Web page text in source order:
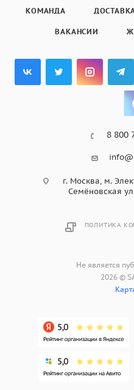
КОМАНДА
ВАКАНСИИ
8 800
г. Москва, м.
Семёновская
ПОЛИТИКА
Не является
2026 ©